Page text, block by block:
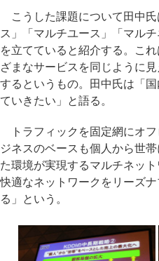
こうした課題について田中氏
ス」「マルチユース」「マル
を立てていると紹介する。こ
ざまなサービスを同じように
するというもの。田中氏は「
ていきたい」と語る。
トラフィックを固定網にオ
ジネスのベースも個人から世
た環境が実現するマルチネッ
快適なネットワークをリーズ
る」という。